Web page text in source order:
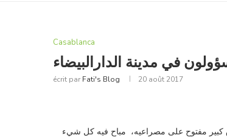
Casablanca
في مدينة الدارالبيضاء
écrit par Fati's Blog 20 août 2017
كبير مفتوح على مصراعيه، مباح فيه كل شيء